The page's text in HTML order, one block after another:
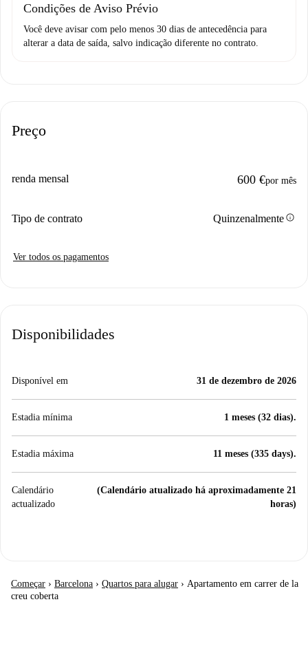
Condições de Aviso Prévio
Você deve avisar com pelo menos 30 dias de antecedência para
alterar a data de saída, salvo indicação diferente no contrato.
Preço
renda mensal 600 €por mês
Tipo de contrato Quinzenalmenteinfo
Ver todos os pagamentos
Disponibilidades
Disponível em 31 de dezembro de 2026
Estadia mínima 1 meses (32 dias).
Estadia máxima 11 meses (335 days).
Calendário
actualizado
(Calendário atualizado há aproximadamente 21
horas)
Começar › Barcelona › Quartos para alugar › Apartamento em carrer de la
creu coberta